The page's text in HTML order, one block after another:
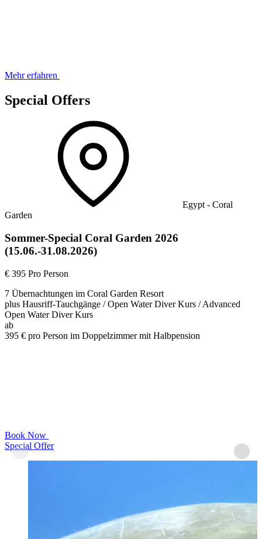
Mehr erfahren
Special Offers
Egypt - Coral
Garden
Sommer-Special Coral Garden 2026
(15.06.-31.08.2026)
€ 395 Pro Person
7 Übernachtungen im Coral Garden Resort
plus Hausriff-Tauchgänge / Open Water Diver Kurs / Advanced
Open Water Diver Kurs
ab
395 € pro Person im Doppelzimmer mit Halbpension
Book Now
Special Offer